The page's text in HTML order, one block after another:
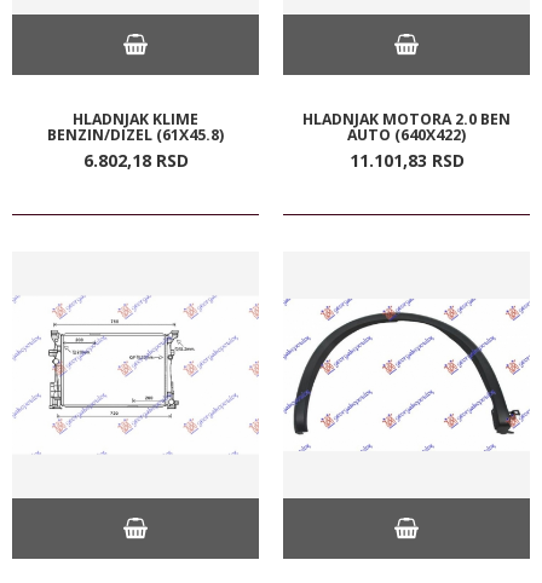
HLADNJAK KLIME
BENZIN/DIZEL (61X45.8)
6.802,18 RSD
HLADNJAK MOTORA 2.0 BEN
AUTO (640X422)
11.101,83 RSD